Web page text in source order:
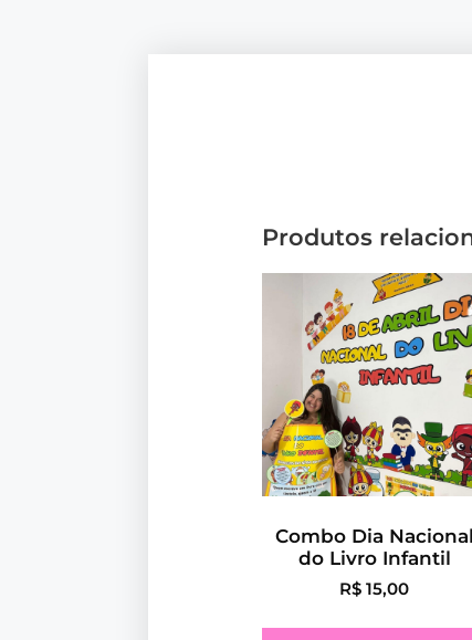
Produtos
Combo Dia Nacional
do Livro Infantil
R$ 15,00